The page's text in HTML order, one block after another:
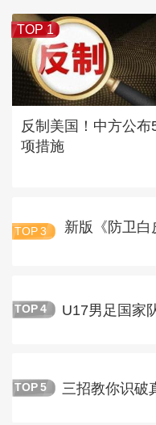
TOP 1
反制美国！中方公布
项措施
TOP 3 新版《防卫
TOP 4 U17男足国家
TOP 5 三招教你识破